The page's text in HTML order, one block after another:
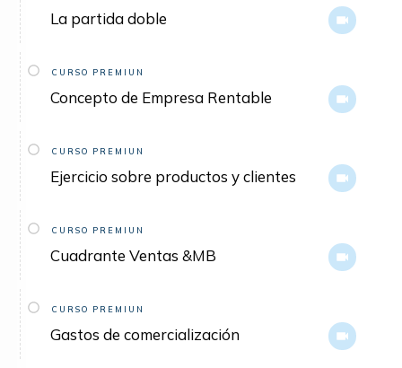
La partida doble
CURSO PREMIUN
Concepto de Empresa Rentable
CURSO PREMIUN
Ejercicio sobre productos y clientes
CURSO PREMIUN
Cuadrante Ventas &MB
CURSO PREMIUN
Gastos de comercialización